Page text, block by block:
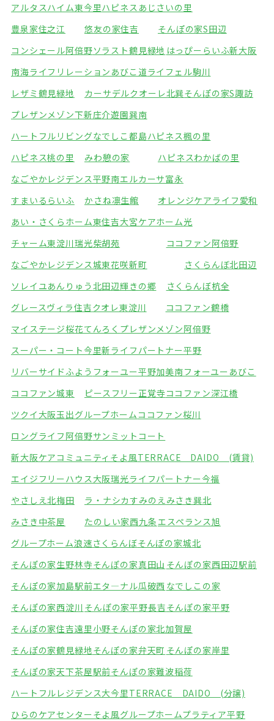
アルタスハイム東今里ハピネスあじさいの里
豊泉家住之江
悠友の家住吉
そんぽの家S田辺
コンシェール阿倍野ソラスト鶴見緑地 はっぴーらいふ新大阪
南海ライフリレーションあびこ道ライフェル駒川
レザミ鶴見緑地
カーサデルクオーレ北巽そんぽの家S諏訪
プレザンメゾン下新庄介遊園巽南
ハートフルリビングなでしこ都島ハピネス楓の里
ハピネス桃の里
みわ憩の家
ハピネスわかばの里
なごやかレジデンス平野南エルカーサ富永
すまいるらいふ
かさね凛生館
オレンジケアライフ愛和
あい・さくらホーム東住吉大宮ケアホーム光
チャーム東淀川瑞光柴胡苑
ココファン阿倍野
なごやかレジデンス城東花咲新町
さくらんぼ北田辺
ソレイユあんりゅう 北田辺輝きの郷
さくらんぼ杭全
グレースヴィラ住吉クオレ東淀川
ココファン鶴橋
マイステージ桜花てんろく プレザンメゾン阿倍野
スーパー・コート今里新ライフパートナー平野
リバーサイドふよう フォーユー平野加美南フォーユーあびこ
ココファン城東
ピースフリー正覚寺ココファン深江橋
ツクイ大阪玉出グループホームココファン桜川
ロングライフ阿倍野サンミットコート
新大阪ケアコミュニティそよ風TERRACE DAIDO (賃貸)
エイジフリーハウス大阪瑞光ライフパートナー今福
やさしえ北梅田
ラ・ナシカすみのえみさき巽北
みさき中茶屋
たのしい家西九条エスペランス旭
グループホーム浪速さくらんぼそんぽの家城北
そんぽの家生野林寺そんぽの家真田山 そんぽの家西田辺駅前
そんぽの家加島駅前エタ―ナル瓜破西 なでしこの家
そんぽの家西淀川 そんぽの家平野長吉そんぽの家平野
そんぽの家住吉遠里小野そんぽの家北加賀屋
そんぽの家鶴見緑地そんぽの家弁天町 そんぽの家岸里
そんぽの家天下茶屋駅前そんぽの家難波稲荷
ハートフルレジデンス大今里 TERRACE DAIDO (分譲)
ひらのケアセンターそよ風グループホームプラティア平野